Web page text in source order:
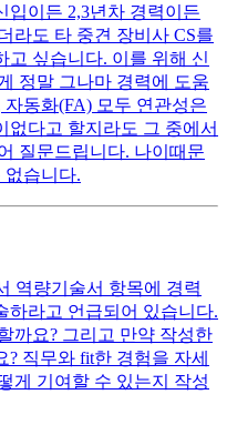
입이든 2,3년차 경력이든
라도 타 중견 장비사 CS를
고 싶습니다. 이를 위해 신
정말 그나마 경력에 도움
동화(FA) 모두 연관성은
없다고 할지라도 그 중에서
질문드립니다. 나이때문
없습니다.
역량기술서 항목에 경력
하라고 언급되어 있습니다.
까요? 그리고 만약 작성한
직무와 fit한 경험을 자세
게 기여할 수 있는지 작성